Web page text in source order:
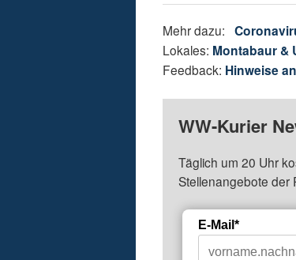
Mehr dazu:
Lokales: Montabaur &
Feedback: Hinweise
WW-Kurier
Täglich um 20 Uhr
Stellenangebote der
E-Mail*